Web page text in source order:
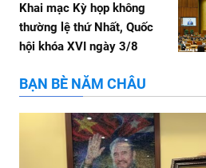
Khai mạc Kỳ họp không
thường lệ thứ Nhất, Quốc
hội khóa XVI ngày 3/8
BẠN BÈ NĂM CHÂU